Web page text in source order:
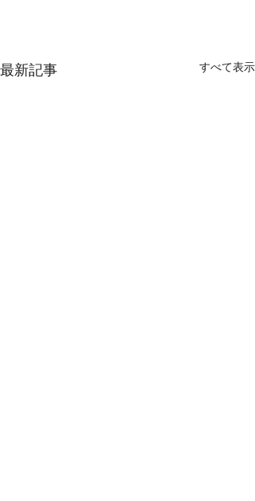
最新記事 すべて表示